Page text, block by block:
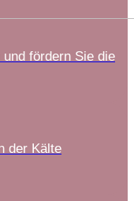
fördern Sie die
der Kälte